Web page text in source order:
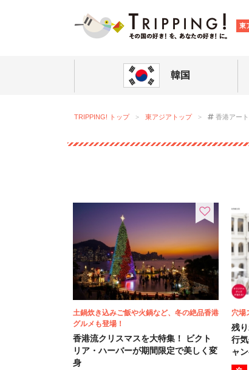
東
韓国
TRIPPING! トップ 東アジアトップ 香港アー
土鍋炊き込みご飯や火鍋など、冬の絶品香港
グルメも登場！
香港流クリスマスを大特集！ ビクト
リア・ハーバーが期間限定で美しく変
身
穴場
残
行
ャ